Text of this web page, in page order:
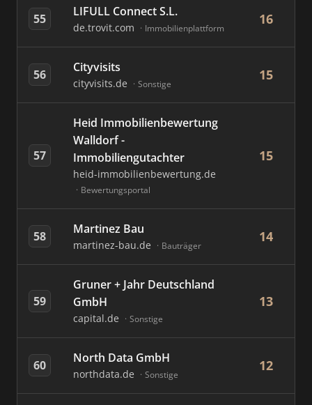
55 LIFULL Connect S.L.
de.trovit.com Immobilienplattform
16
56 Cityvisits
cityvisits.de Sonstige
15
57
Heid Immobilienbewertung
Walldorf -
Immobiliengutachter
heid-immobilienbewertung.de
Bewertungsportal
15
58 Martinez Bau
martinez-bau.de Bauträger
14
59
Gruner + Jahr Deutschland
GmbH
capital.de Sonstige
13
60 North Data GmbH
northdata.de Sonstige
12